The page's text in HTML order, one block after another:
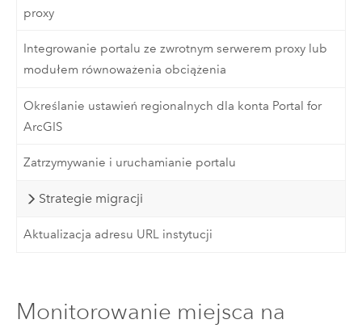
proxy
Integrowanie portalu ze zwrotnym serwerem proxy lub
modułem równoważenia obciążenia
Określanie ustawień regionalnych dla konta Portal for
ArcGIS
Zatrzymywanie i uruchamianie portalu
Strategie migracji
Aktualizacja adresu URL instytucji
Monitorowanie miejsca na